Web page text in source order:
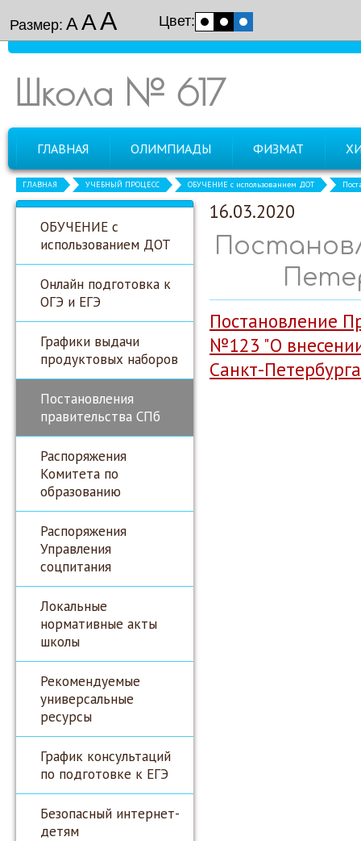
Размер: ААА Цвет:
Школа № 617
ГЛАВНАЯ ОЛИМПИАДЫ ФИЗМАТ
ГЛАВНАЯ УЧЕБНЫЙ ПРОЦЕСС ОБУЧЕНИЕ с использованием ДОТ
ОБУЧЕНИЕ с
использованием ДОТ
Онлайн подготовка к
ОГЭ и ЕГЭ
Графики выдачи
продуктовых наборов
Постановления
правительства СПб
Распоряжения
Комитета по
образованию
Распоряжения
Управления
соцпитания
Локальные
нормативные акты
школы
Рекомендуемые
универсальные
ресурсы
График консультаций
по подготовке к ЕГЭ
Безопасный интернет-
детям
16.03.2020
Постановление
№123 "О
Санкт-